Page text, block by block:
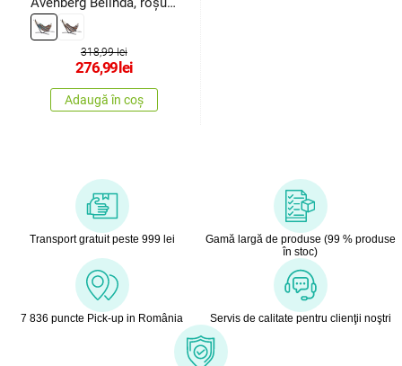
alb-galben-turcoaz
318,99 lei
276,99lei
Adaugă în coș
Transport gratuit peste 999 lei
Gamă largă de produse (99 % produse
în stoc)
7 836 puncte Pick-up in România Servis de calitate pentru clienţii noştri